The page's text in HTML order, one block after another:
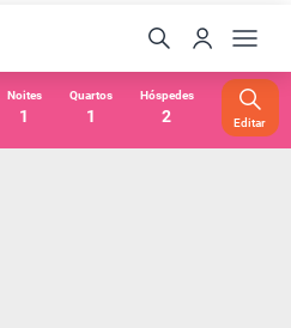
Noites
1
Quartos
1
Hóspedes
2 Editar